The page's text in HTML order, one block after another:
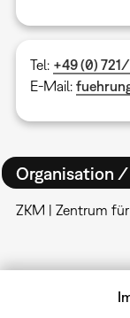
Tel: +49 (0)
E-Mail:
Organisation
ZKM | Zentrum